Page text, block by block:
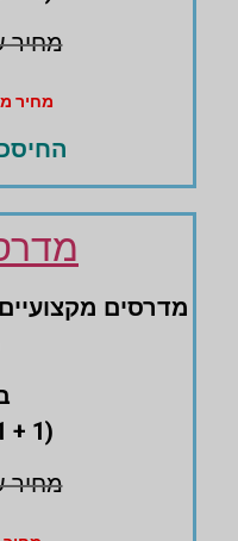
מחיר
מחיר מבצע:
מדרסים
(1 + 1 + 1 חינם)
מחיר